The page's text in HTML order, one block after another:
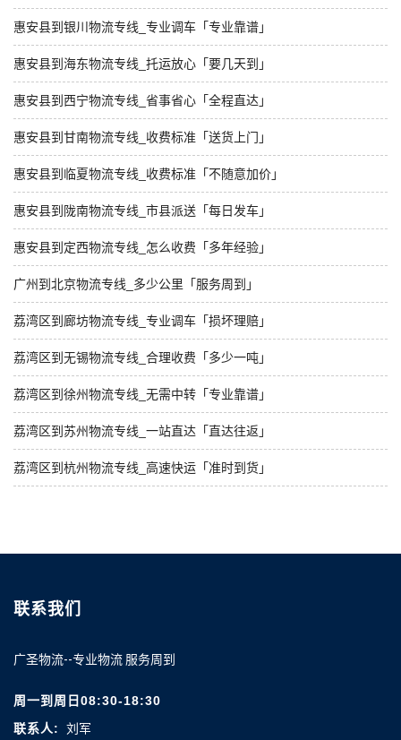
惠安县到银川物流专线_专业调车「专业靠谱」
惠安县到海东物流专线_托运放心「要几天到」
惠安县到西宁物流专线_省事省心「全程直达」
惠安县到甘南物流专线_收费标准「送货上门」
惠安县到临夏物流专线_收费标准「不随意加价」
惠安县到陇南物流专线_市县派送「每日发车」
惠安县到定西物流专线_怎么收费「多年经验」
广州到北京物流专线_多少公里「服务周到」
荔湾区到廊坊物流专线_专业调车「损坏理赔」
荔湾区到无锡物流专线_合理收费「多少一吨」
荔湾区到徐州物流专线_无需中转「专业靠谱」
荔湾区到苏州物流专线_一站直达「直达往返」
荔湾区到杭州物流专线_高速快运「准时到货」
联系我们
广圣物流--专业物流 服务周到
周一到周日08:30-18:30
联系人:
刘军